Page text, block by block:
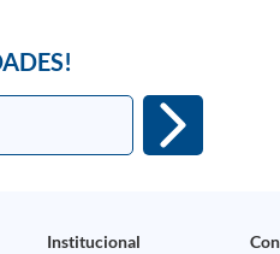
Institucional